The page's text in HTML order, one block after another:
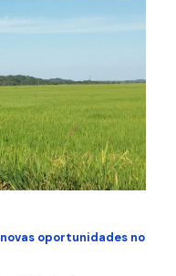
oportunidades no